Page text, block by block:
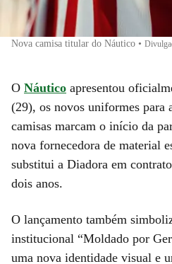
Nova camisa titular do Náutico •
O Náutico apresentou
(29), os novos uniformes para
camisas marcam o início da
nova fornecedora de material
substitui a Diadora em
dois anos.
O lançamento também
institucional “Moldado por
uma nova identidade visual e
Novos
para
Novos
para
Nova
camisa
Náutico
para
a